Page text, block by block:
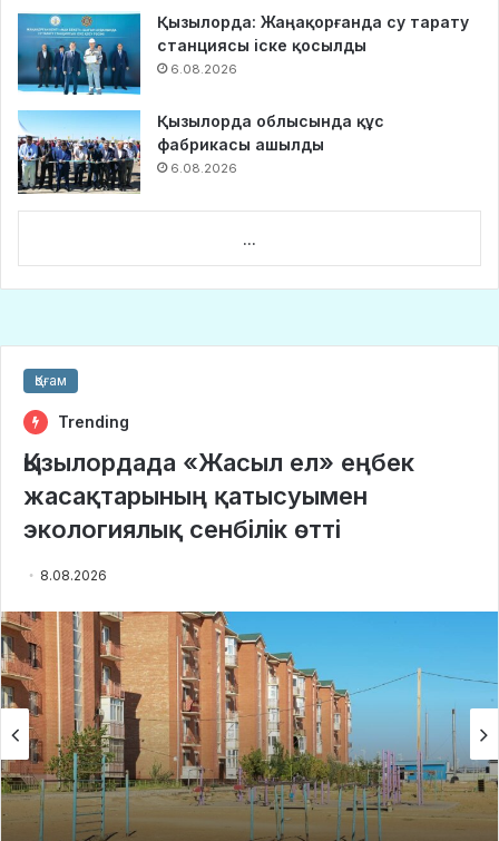
Қызылорда: Жаңақорғанда су тарату
станциясы іске қосылды
6.08.2026
Қызылорда облысында құс
фабрикасы ашылды
6.08.2026
...